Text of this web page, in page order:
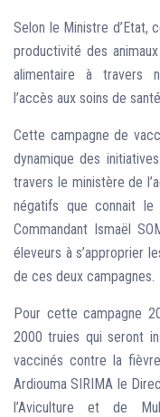
Selon le Ministre d’Etat,
productivité des
alimentaire à travers
l’accès aux soins de
Cette campagne de
dynamique des
travers le ministère de
négatifs que connait
Commandant Ismaël
éleveurs à s’approprier
de ces deux campagnes.
Pour cette campagne
2000 truies qui seront
vaccinés contre la
Ardiouma SIRIMA le
l’Aviculture et de